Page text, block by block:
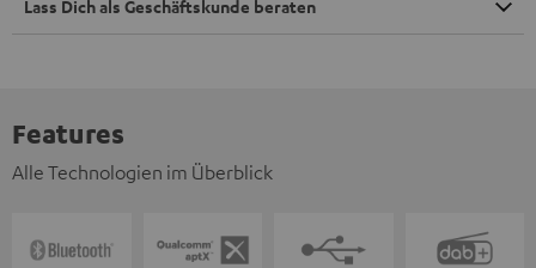
Lass Dich als Geschäftskunde beraten
Features
Alle Technologien im Überblick